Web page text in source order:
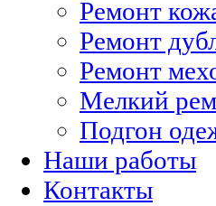
Ремонт
Ремонт
Ремонт
Мелкий
Подгон
Наши работы
Контакты